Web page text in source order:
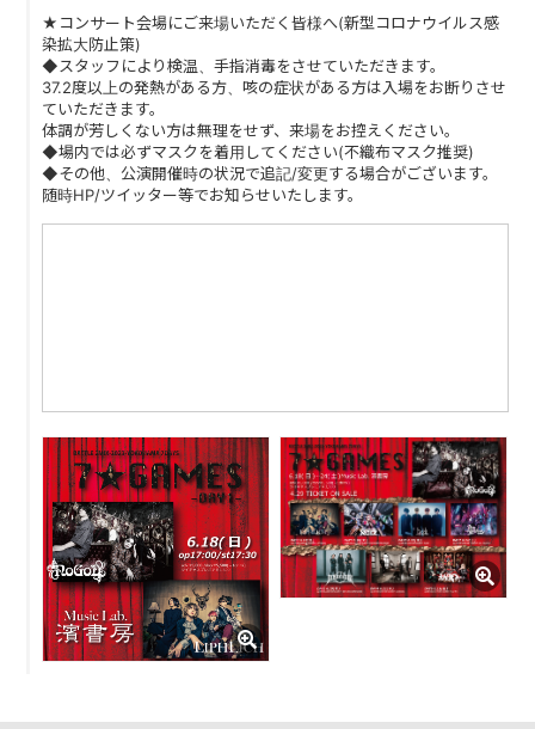
★コンサート会場にご来場いただく皆様へ(新型コロナウイルス感
染拡大防止策)
◆スタッフにより検温、手指消毒をさせていただきます。
37.2度以上の発熱がある方、咳の症状がある方は入場をお断りさせ
ていただきます。
体調が芳しくない方は無理をせず、来場をお控えください。
◆場内では必ずマスクを着用してください(不織布マスク推奨)
◆その他、公演開催時の状況で追記/変更する場合がございます。
随時HP/ツイッター等でお知らせいたします。